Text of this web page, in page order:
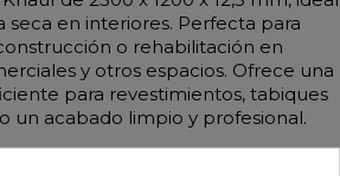
seca en interiores. Perfecta para
o rehabilitación en
y otros espacios. Ofrece una
para revestimientos, tabiques
un acabado limpio y profesional.